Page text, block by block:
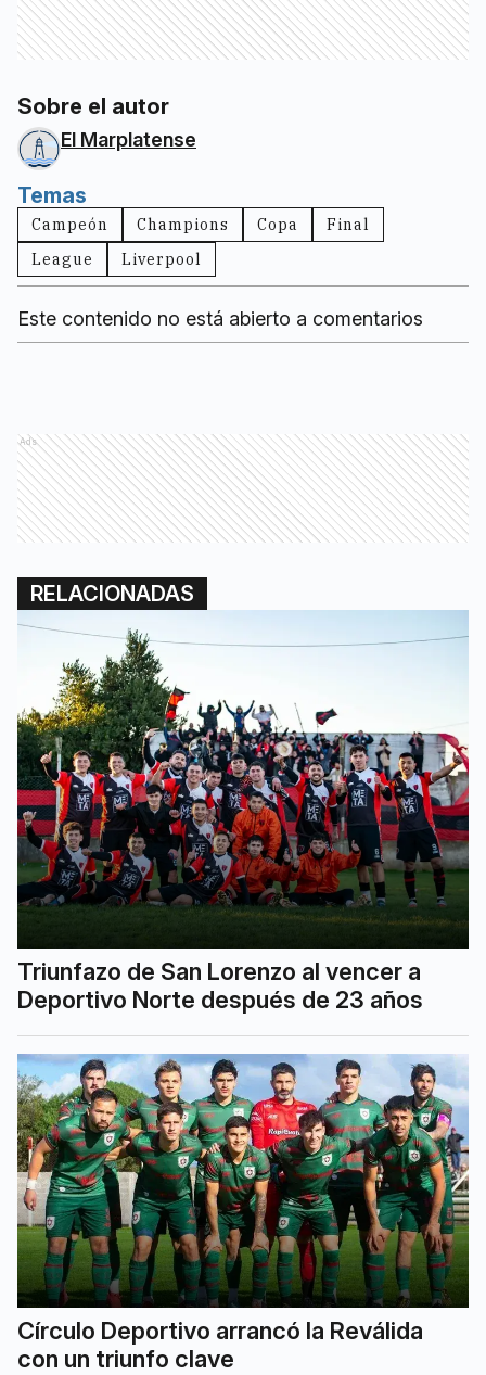
Sobre el autor
El Marplatense
Temas
Campeón Champions Copa
Final
League
Liverpool
Este contenido no está abierto a comentarios
Ads
RELACIONADAS
Triunfazo de San Lorenzo al vencer a
Deportivo Norte después de 23 años
Círculo Deportivo arrancó la Reválida
con un triunfo clave